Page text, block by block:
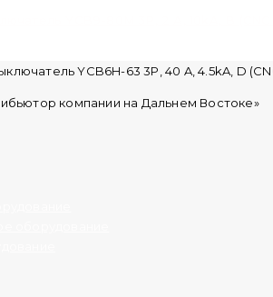
компании на Дальнем Востоке»